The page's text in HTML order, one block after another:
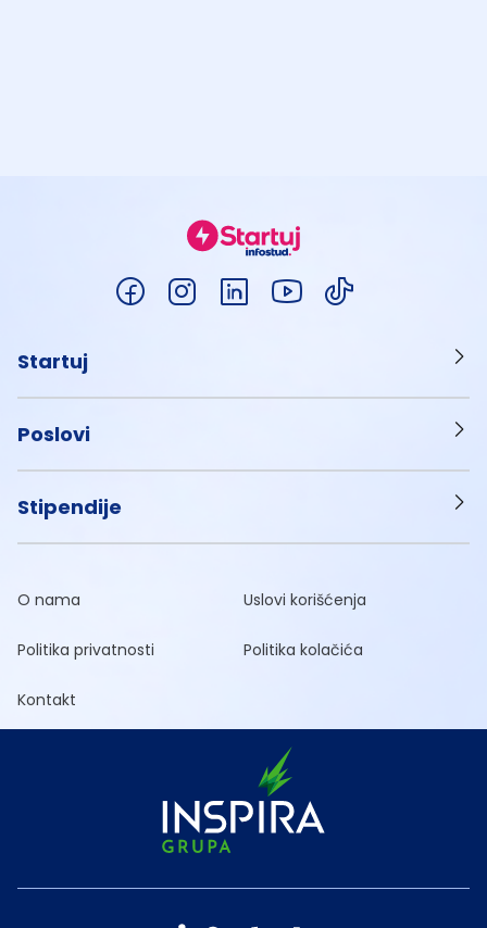
Startuj
Poslovi
Stipendije
O nama Uslovi korišćenja
Politika privatnosti Politika kolačića
Kontakt